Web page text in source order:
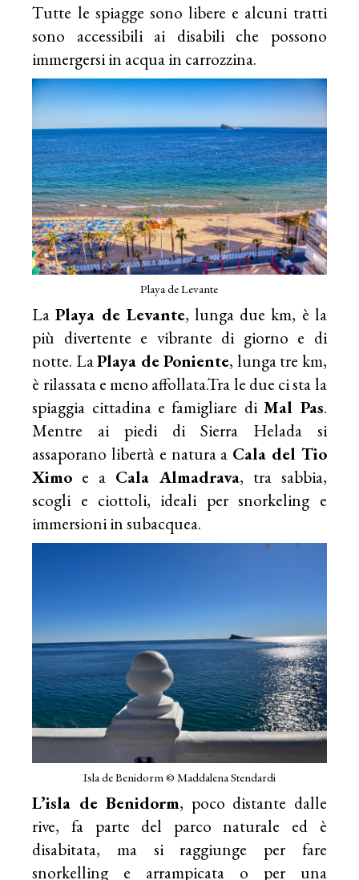
Tutte le spiagge sono libere e alcuni tratti
sono accessibili ai disabili che possono
immergersi in acqua in carrozzina.
Playa de Levante
LaPlaya de Levante, lunga due km, è la
più divertente e vibrante di giorno e di
notte. LaPlaya de Poniente, lunga tre km,
è rilassata e meno affollata.Tra le due ci sta la
spiaggia cittadina e famigliare diMal Pas.
Mentre ai piedi di Sierra Helada si
assaporano libertà e natura a Cala del Tio
Ximo e a Cala Almadrava, tra sabbia,
scogli e ciottoli, ideali per snorkeling e
immersioni in subacquea.
Isla de Benidorm © Maddalena Stendardi
L’isla de Benidorm, poco distante dalle
rive, fa parte del parco naturale ed è
disabitata, ma si raggiunge per fare
snorkelling e arrampicata o per una